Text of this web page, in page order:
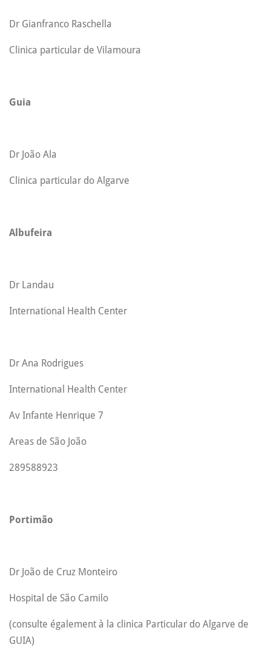
Dr Gianfranco Raschella
Clinica particular de Vilamoura
Guia
Dr João Ala
Clinica particular do Algarve
Albufeira
Dr Landau
International Health Center
Dr Ana Rodrigues
International Health Center
Av Infante Henrique 7
Areas de São João
289588923
Portimão
Dr João de Cruz Monteiro
Hospital de São Camilo
(consulte également à la clinica Particular do Algarve de
GUIA)